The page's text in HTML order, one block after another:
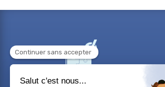
Besoin d'aide sur un